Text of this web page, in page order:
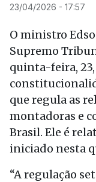
23/04/2026 - 17:57
O ministro
Supremo
quinta-feira,
que regula as
montadoras e
Brasil. Ele é
iniciado nesta
“A regulação